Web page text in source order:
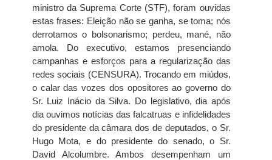
ministro da Suprema Corte (STF), foram ouvidas
estas frases: Eleição não se ganha, se toma; nós
derrotamos o bolsonarismo; perdeu, mané, não
amola. Do executivo, estamos presenciando
campanhas e esforços para a regularização das
redes sociais (CENSURA). Trocando em miúdos,
o calar das vozes dos opositores ao governo do
Sr. Luiz Inácio da Silva. Do legislativo, dia após
dia ouvimos notícias das falcatruas e infidelidades
do presidente da câmara dos de deputados, o Sr.
Hugo Mota, e do presidente do senado, o Sr.
David Alcolumbre. Ambos desempenham um